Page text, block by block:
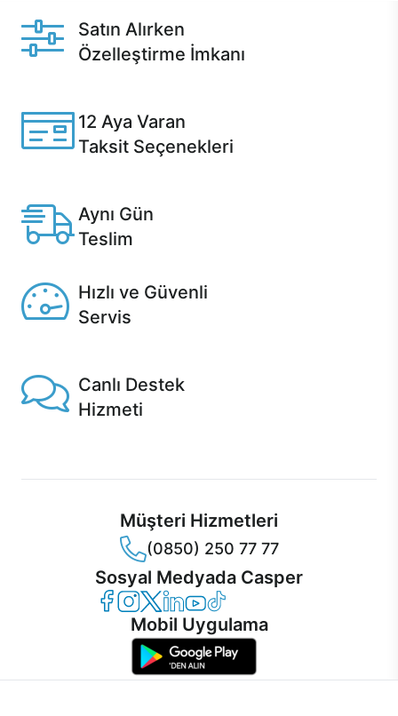
Satın Alırken
Özelleştirme İmkanı
12 Aya Varan
Taksit Seçenekleri
Aynı Gün
Teslim
Hızlı ve Güvenli
Servis
Canlı Destek
Hizmeti
Müşteri Hizmetleri
(0850) 250 77 77
Sosyal Medyada Casper
Casper Facebook
Casper Instagram
Casper Twitter
Casper LinkedIn
Casper YouTube
Casper TikTok
Mobil Uygulama